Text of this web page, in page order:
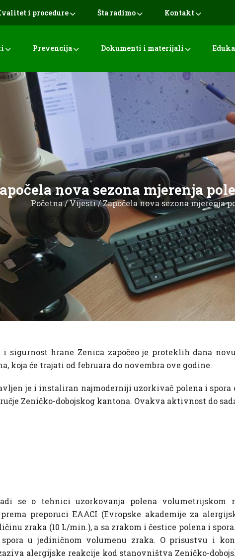
i procedure Šta radimo Kontakt
Prevencija Dokumenti i materijali
nova sezona mjerenja
Početna/Vijesti/ Započela nova sezona mjerenja
sigurnost hrane Zenica započeo je proteklih dana
koja će trajati od februara do novembra ove godine.
je i instaliran najmoderniji uzorkivač polena i spora
Zeničko-dobojskog kantona. Ovakva aktivnost do
se o tehnici uzorkovanja polena volumetrijskom
preporuci EAACI (Evropske akademije za
zraka (10 L/min.), a sa zrakom i čestice polena i
u jediničnom volumenu zraka. O prisustvu i
alergijske reakcije kod stanovništva Zeničko-